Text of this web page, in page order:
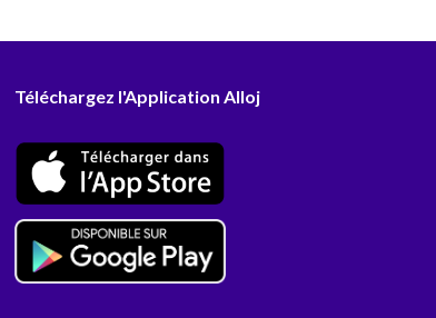
Téléchargez l'Application Alloj